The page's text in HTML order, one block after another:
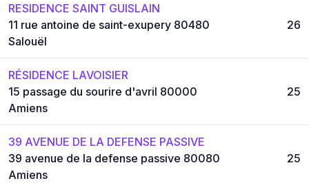
RESIDENCE SAINT GUISLAIN
11 rue antoine de saint-exupery 80480
Salouël
26
RÉSIDENCE LAVOISIER
15 passage du sourire d'avril 80000
Amiens
25
39 AVENUE DE LA DEFENSE PASSIVE
39 avenue de la defense passive 80080
Amiens
25